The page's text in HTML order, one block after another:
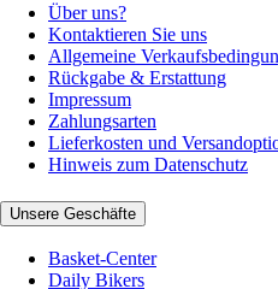
Über uns?
Kontaktieren Sie uns
Allgemeine
Rückgabe & Erstattung
Impressum
Zahlungsarten
Lieferkosten und
Hinweis zum Datenschutz
Unsere Geschäfte
Basket-Center
Daily Bikers